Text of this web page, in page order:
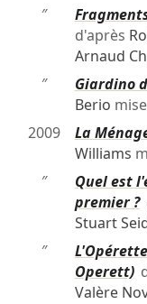
″
d'après
Arnaud
″
Giardino
Berio
2009
La
Williams
″
Quel est
premier ?
Stuart
″
Operett)
Valère